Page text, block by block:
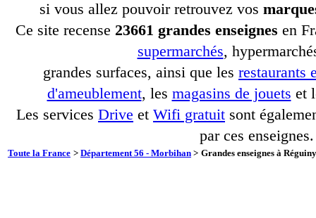
si vous allez pouvoir retrouvez vos
Ce site recense 23661 grandes enseignes en
supermarchés,
grandes surfaces, ainsi que les restaurants
d'ameublement, les magasins de jouets et
Les services Drive et Wifi gratuit sont
par ces enseignes.
Toute la France > Département 56 - Morbihan > Grandes enseignes à